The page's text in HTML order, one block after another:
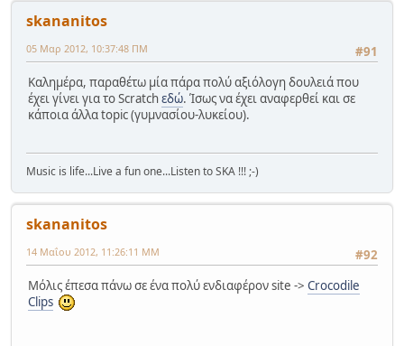
skananitos
#91
05 Μαρ 2012, 10:37:48 ΠΜ
Καλημέρα, παραθέτω μία πάρα πολύ αξιόλογη δουλειά που
έχει γίνει για το Scratchεδώ. Ίσως να έχει αναφερθεί και σε
κάποια άλλα topic (γυμνασίου-λυκείου).
Music is life...Live a fun one...Listen to SKA !!! ;-)
skananitos
#92
14 Μαΐου 2012, 11:26:11 ΜΜ
Μόλις έπεσα πάνω σε ένα πολύ ενδιαφέρον site -> Crocodile
Clips